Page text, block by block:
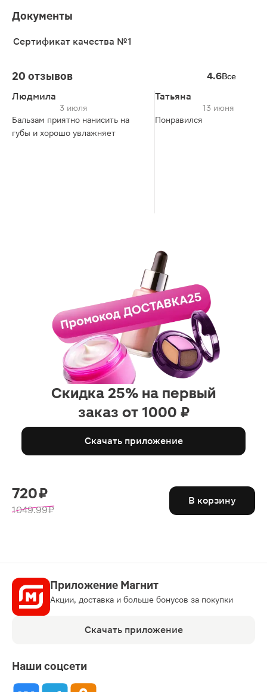
Документы
Сертификат качества №1
20 отзывов 4.6Все
Людмила
3 июля
Бальзам приятно нанисить на
губы и хорошо увлажняет
Татьяна
13 июня
Понравился
Скидка 25% на первый
заказ от 1000 ₽
Скачать приложение
720 ₽
1049.99 ₽
В корзину
Приложение Магнит
Акции, доставка и больше бонусов за покупки
Скачать приложение
Наши соцсети